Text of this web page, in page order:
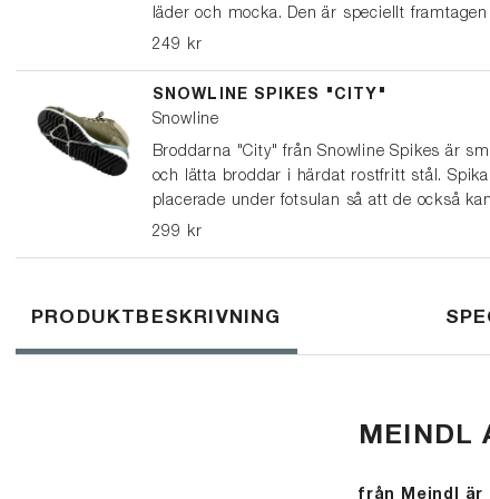
läder och mocka. Den är speciellt framtagen
Meindls skor & kängor och är fri från farliga
249 kr
SNOWLINE SPIKES "CITY"
Snowline
Broddarna "City" från Snowline Spikes är
och lätta broddar i härdat rostfritt stål.
placerade under fotsulan så att de också kan
bäras på skor som har en klack. * På stadens
299 kr
PRODUKTBESKRIVNING
MEINDL
från Meindl är